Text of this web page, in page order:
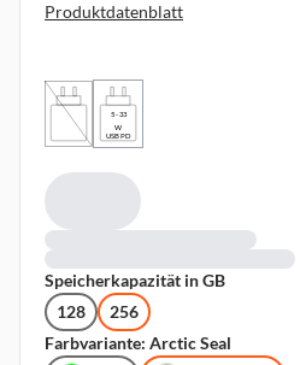
Produktdatenblatt
5 - 33
W
USB PD
Speicherkapazität in GB
128
256
Farbvariante: Arctic Seal